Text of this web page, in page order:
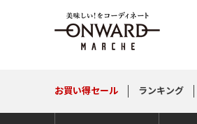
お買い得セール ランキング